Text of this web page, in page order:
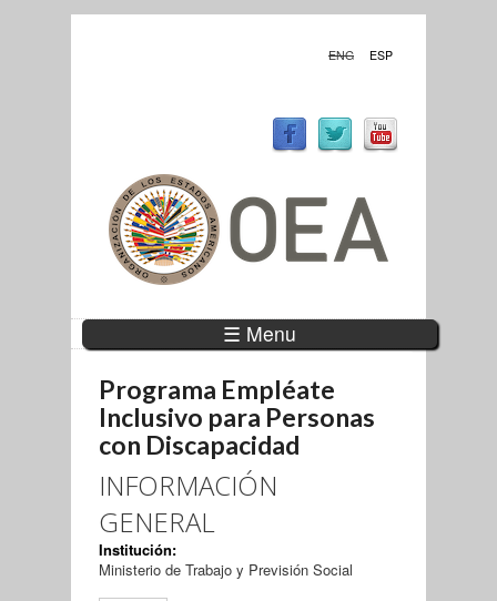
ENG ESP
☰ Menu
Programa Empléate
Inclusivo para Personas
con Discapacidad
INFORMACIÓN
GENERAL
Institución:
Ministerio de Trabajo y Previsión Social